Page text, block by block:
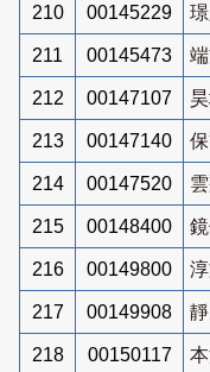
210 00145229
211 00145473
212 00147107
213 00147140
214 00147520
215 00148400
216 00149800
217 00149908
218 00150117